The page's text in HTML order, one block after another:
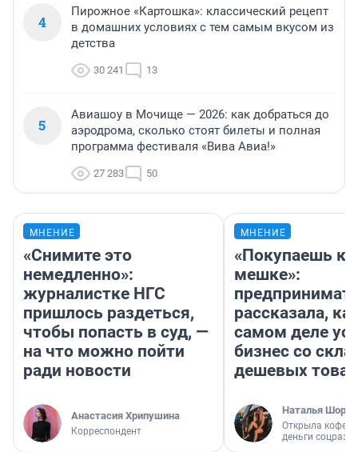
4
Пирожное «Картошка»: классический рецепт
в домашних условиях с тем самым вкусом из
детства
30 241 13
5
Авиашоу в Мочище — 2026: как добраться до
аэродрома, сколько стоят билеты и полная
программа фестиваля «Вива Авиа!»
27 283 50
МНЕНИЕ
«Снимите это
немедленно»:
журналистке НГС
пришлось раздеться,
чтобы попасть в суд, —
на что можно пойти
ради новости
Анастасия Хрипушина
Корреспондент
МНЕНИЕ
«Покупаешь
мешке»:
рассказала,
самом деле
бизнес со
дешевых
Наталья
Открыла
деньги